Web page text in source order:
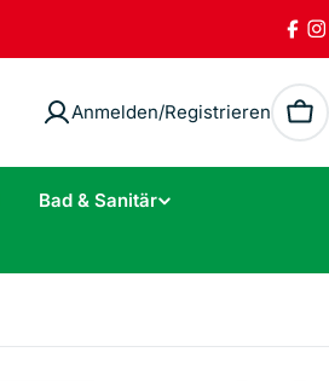
Anmelden/Registrieren
Bad & Sanitär